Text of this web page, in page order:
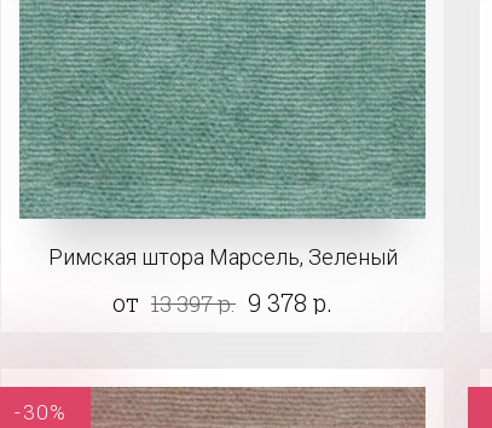
Римская штора Марсель, Зеленый
от 13 397 р. 9 378 р.
-30%